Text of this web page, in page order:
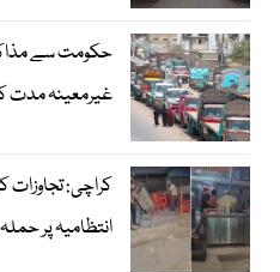
حکومت سے
غیرمعینہ مدت
کراچی: تجاوزات
انتظامیہ پر